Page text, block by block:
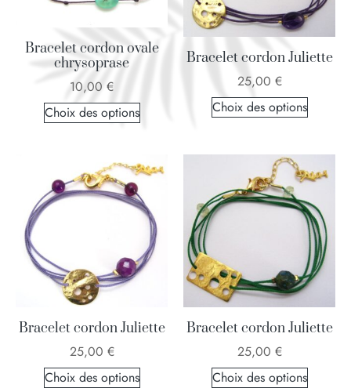
Bracelet cordon ovale
chrysoprase
10,00 €
Choix des options
Bracelet cordon Juliette
25,00 €
Choix des options
Bracelet cordon Juliette
25,00 €
Choix des options
Bracelet cordon Juliette
25,00 €
Choix des options